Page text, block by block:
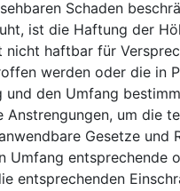
Schaden
ist die Haftung der
haftbar für
werden oder die in
und den Umfang
Anstrengungen, um die
Gesetze
Umfang entsprechende
entsprechenden